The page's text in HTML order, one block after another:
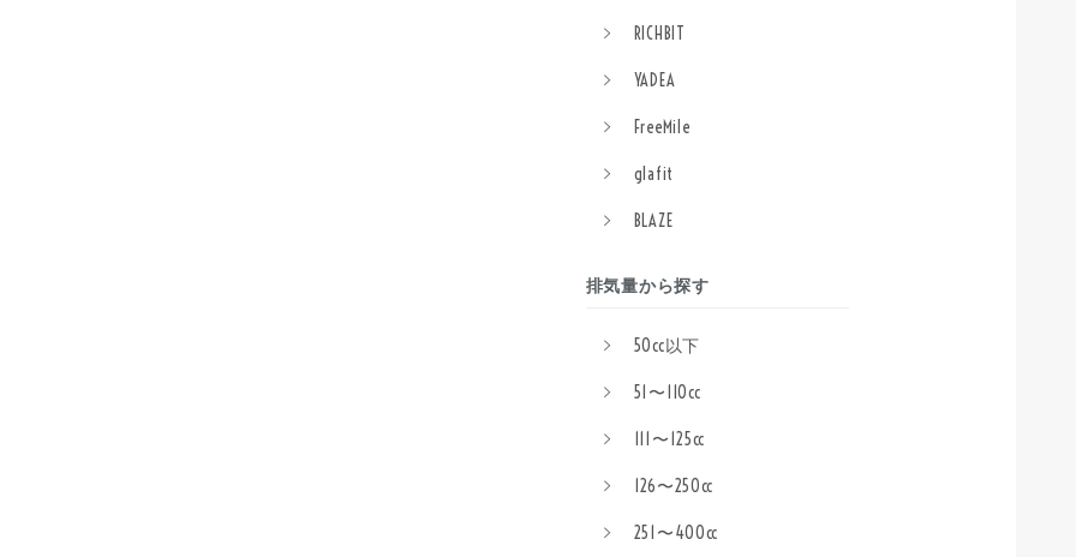
RICHBIT
YADEA
FreeMile
glafit
BLAZE
排気量から探す
50cc以下
51〜110cc
111〜125cc
126〜250cc
251〜400cc